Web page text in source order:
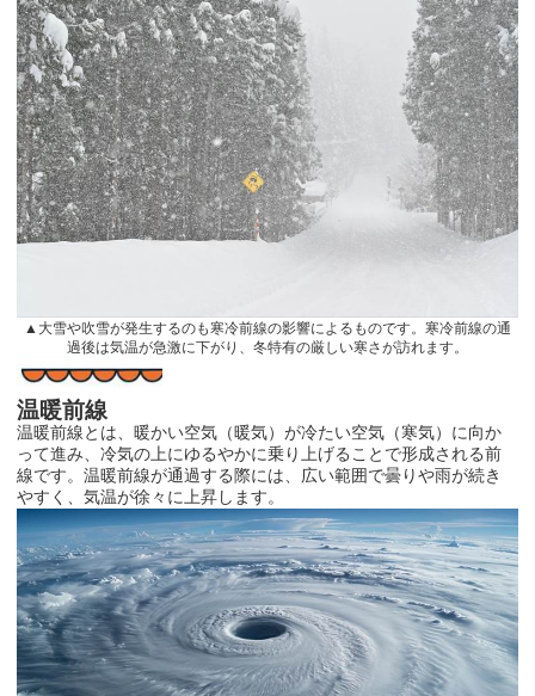
▲大雪や吹雪が発生するのも寒冷前線の影響によるものです。寒冷前線の通
過後は気温が急激に下がり、冬特有の厳しい寒さが訪れます。
温暖前線
温暖前線とは、暖かい空気（暖気）が冷たい空気（寒気）に向か
って進み、冷気の上にゆるやかに乗り上げることで形成される前
線です。温暖前線が通過する際には、広い範囲で曇りや雨が続き
やすく、気温が徐々に上昇します。